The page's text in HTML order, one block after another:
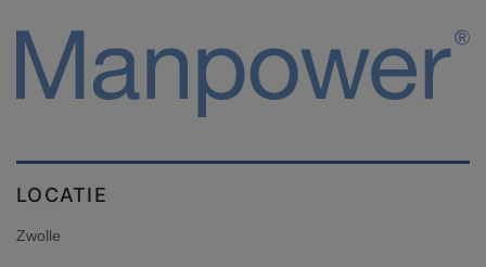
LOCATIE
Zwolle